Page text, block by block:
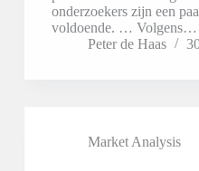
onderzoekers zijn een
voldoende. … Volgens…
Peter de Haas
Market Analysis